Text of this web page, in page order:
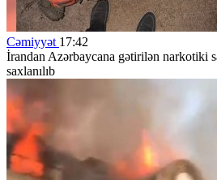
Cəmiyyət 17:42
İrandan Azərbaycana gətirilən narkotiki
saxlanılıb